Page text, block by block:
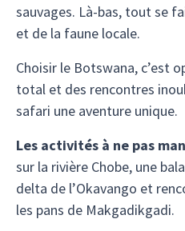
sauvages. Là-bas, tout se
et de la faune locale.
Choisir le Botswana, c’est
total et des rencontres
safari une aventure unique.
Les activités à ne pas
sur la rivière Chobe, une
delta de l’Okavango et
les pans de Makgadikgadi.